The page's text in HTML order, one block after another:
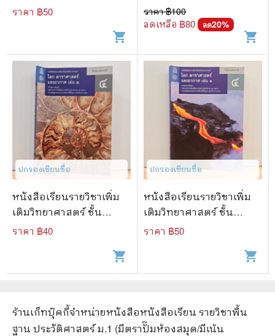
ชั้นมัธยมศึกษาปีที่ 4
ราคา ฿50
shopping_cart
มัธยมศึกษาปีที่ 5 โลก
ดาราศาสตร์ และอวกาศ
ราคา ฿100
ลดเหลือ ฿80 ลด20%
shopping_cart
ปกรองเขียนชื่อ
หนังสือเรียนรายวิชาเพิ่ม
เติมวิทยาศาสตร์ ชั้น
มัธยมศึกษาปีที่ 4 โลก
ราคา ฿40
shopping_cart
ปกรองเขียนชื่อ
หนังสือเรียนรายวิชาเพิ่ม
เติมวิทยาศาสตร์ ชั้น
มัธยมศึกษาปีที่ 4 โลก
ราคา ฿50
shopping_cart
ร้านเก็ทบุ๊คกี้จำหน่ายหนังสือหนังสือเรียน รายวิชาพื้น
ฐาน ประวัติศาสตร์ ม.1 (มีตราปั๊มห้องสมุด/มีเน้น